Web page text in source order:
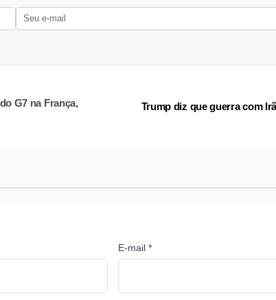
G7 na França,
Trump diz que guerra com
E-mail *